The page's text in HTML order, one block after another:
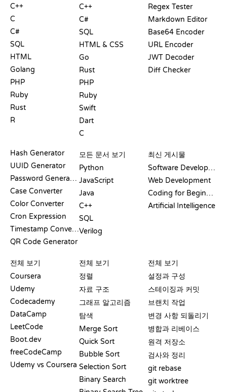
C++
C
C#
SQL
HTML
Golang
PHP
Ruby
Rust
R
C++
C#
SQL
HTML & CSS
Go
Rust
PHP
Ruby
Swift
Dart
C
Regex Tester
Markdown Editor
Base64 Encoder
URL Encoder
JWT Decoder
Diff Checker
Hash Generator
UUID Generator
Password Generator
Case Converter
Color Converter
Cron Expression
Timestamp Converter
QR Code Generator
모든 문서 보기
Python
JavaScript
Java
C++
SQL
Verilog
최신 게시물
Software Development
Web Development
Coding for Beginners
Artificial Intelligence
전체 보기
Coursera
Udemy
Codecademy
DataCamp
LeetCode
Boot.dev
freeCodeCamp
Udemy vs Coursera
전체 보기
정렬
자료 구조
그래프 알고리즘
탐색
Merge Sort
Quick Sort
Bubble Sort
Selection Sort
Binary Search
전체 보기
설정과 구성
스테이징과 커밋
브랜치 작업
변경 사항 되돌리기
병합과 리베이스
원격 저장소
검사와 정리
git rebase
git worktree